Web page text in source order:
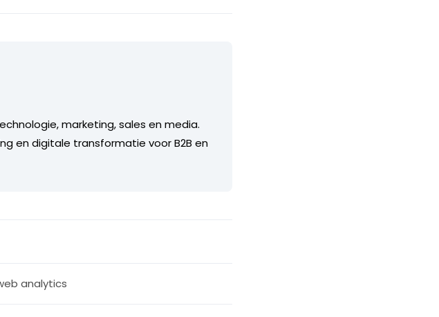
marketing, sales en media.
en digitale transformatie voor B2B en
analytics